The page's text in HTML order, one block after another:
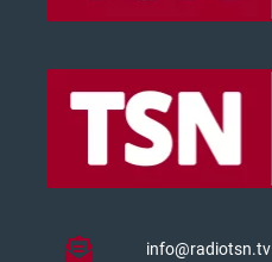
info@radiotsn.tv